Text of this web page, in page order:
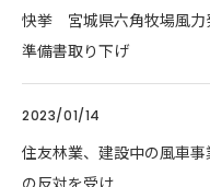
快挙 宮城県六角牧場風力
準備書取り下げ
2023/01/14
住友林業、建設中の風車
の反対を受け